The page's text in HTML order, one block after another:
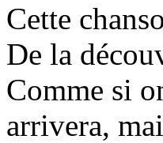
Cette
De la
Comme si
arrivera,